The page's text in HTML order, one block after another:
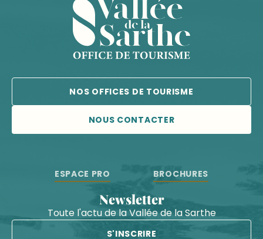
NOS OFFICES DE TOURISME
NOUS CONTACTER
ESPACE PRO BROCHURES
Newsletter
Toute l'actu de la Vallée de la Sarthe
S'INSCRIRE